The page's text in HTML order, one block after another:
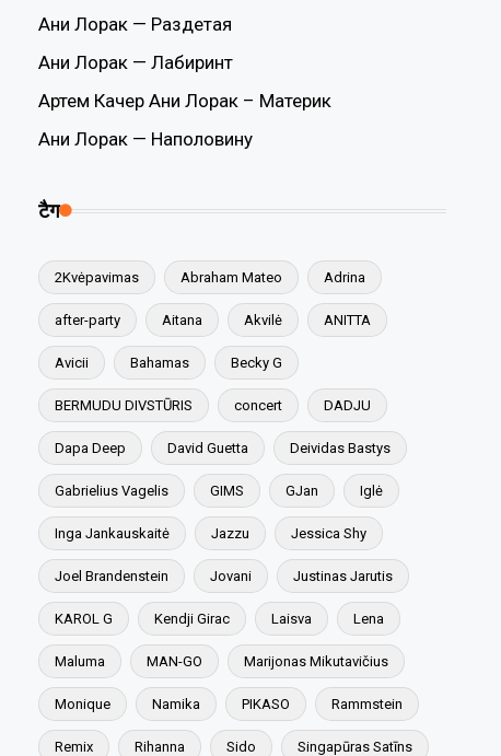
Ани Лорак — Раздетая
Ани Лорак — Лабиринт
Артем Качер Ани Лорак – Материк
Ани Лорак — Наполовину
टैग
2Kvėpavimas Abraham Mateo Adrina
after-party Aitana Akvilė ANITTA
Avicii Bahamas Becky G
BERMUDU DIVSTŪRIS concert DADJU
Dapa Deep David Guetta Deividas Bastys
Gabrielius Vagelis GIMS GJan Iglė
Inga Jankauskaitė Jazzu Jessica Shy
Joel Brandenstein Jovani Justinas Jarutis
KAROL G Kendji Girac Laisva Lena
Maluma MAN-GO Marijonas Mikutavičius
Monique Namika PIKASO Rammstein
Remix Rihanna Sido Singapūras Satīns